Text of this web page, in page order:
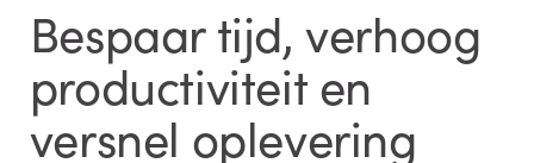
Bespaar tijd, verhoog
productiviteit en
versnel oplevering